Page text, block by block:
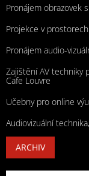
Pronájem obrazovek
Projekce v
Pronájem audio-
Zajištění AV techniky
Cafe Louvre
Učebny pro online
Audiovizuální
ARCHIV